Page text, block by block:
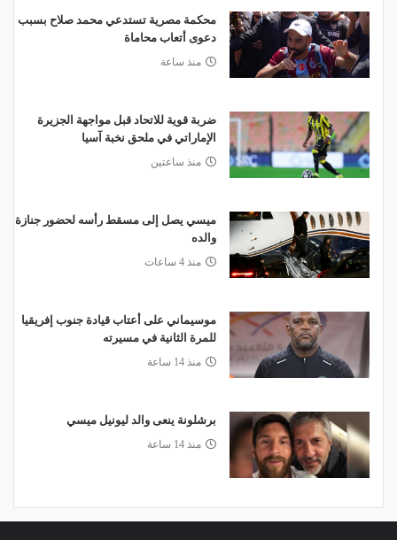
محكمة مصرية تستدعي محمد صلاح بسبب
دعوى أتعاب محاماة
منذ ساعة
ضربة قوية للاتحاد قبل مواجهة الجزيرة
الإماراتي في ملحق نخبة آسيا
منذ ساعتين
ميسي يصل إلى مسقط رأسه لحضور جنازة
والده
منذ 4 ساعات
موسيماني على أعتاب قيادة جنوب إفريقيا
للمرة الثانية في مسيرته
منذ 14 ساعة
برشلونة ينعى والد ليونيل ميسي
منذ 14 ساعة